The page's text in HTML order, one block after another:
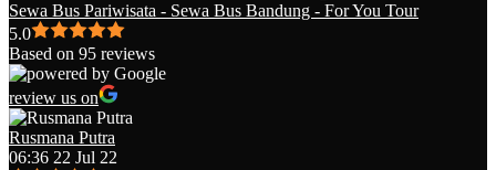
Sewa Bus Pariwisata - Sewa Bus Bandung - For You Tour
5.0
Based on 95 reviews
review us on
Rusmana Putra
06:36 22 Jul 22